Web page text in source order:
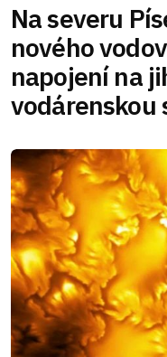
Na severu
nového
napojení na
vodárenskou